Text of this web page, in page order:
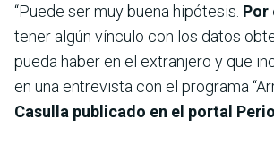
“Puede ser muy buena hipótesis. Por
tener algún vínculo con los datos
pueda haber en el extranjero y que
en una entrevista con el programa
Casulla publicado en el portal